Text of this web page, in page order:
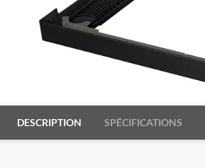
DESCRIPTION SPÉCIFICATIONS